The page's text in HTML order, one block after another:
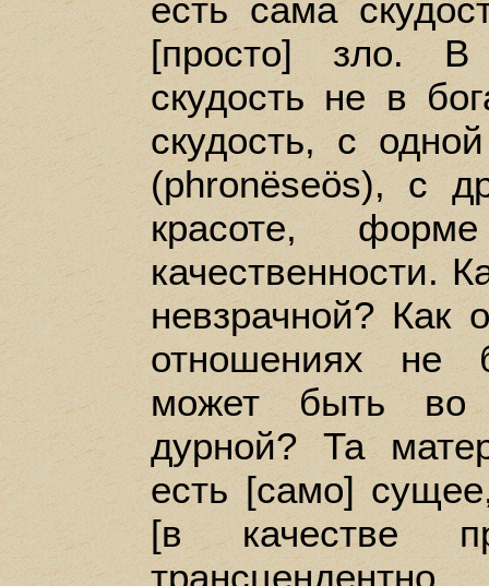
есть сама
[просто] зло.
скудость не в
скудость, с
(phronёseös), с
красоте,
качественности.
невзрачной? Как
отношениях не
может быть во
дурной? Та
есть [само]
[в качестве